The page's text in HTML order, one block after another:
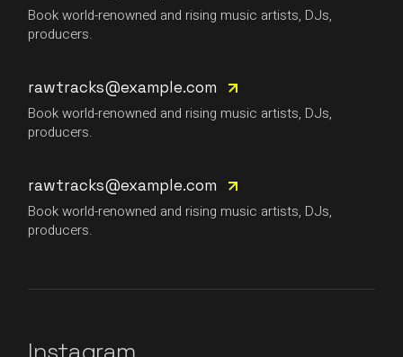
Book world-renowned and rising music artists, DJs,
producers.
rawtracks@example.com
Book world-renowned and rising music artists, DJs,
producers.
rawtracks@example.com
Book world-renowned and rising music artists, DJs,
producers.